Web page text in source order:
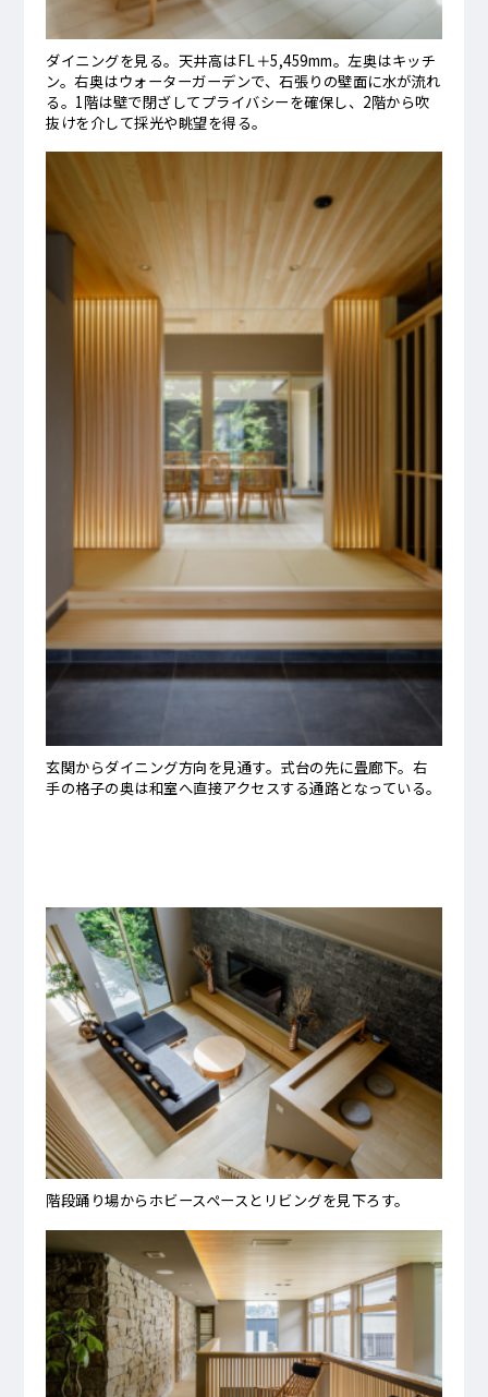
ダイニングを見る。天井高はFL＋5,459mm。左奥はキッチ
ン。右奥はウォーターガーデンで、石張りの壁面に水が流れ
る。1階は壁で閉ざしてプライバシーを確保し、2階から吹
抜けを介して採光や眺望を得る。
玄関からダイニング方向を見通す。式台の先に畳廊下。右
手の格子の奥は和室へ直接アクセスする通路となっている。
階段踊り場からホビースペースとリビングを見下ろす。